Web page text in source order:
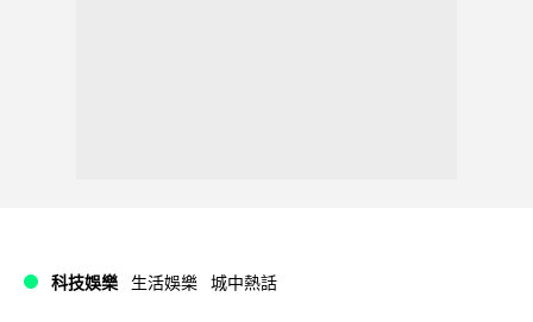
科技娛樂 生活娛樂 城中熱話